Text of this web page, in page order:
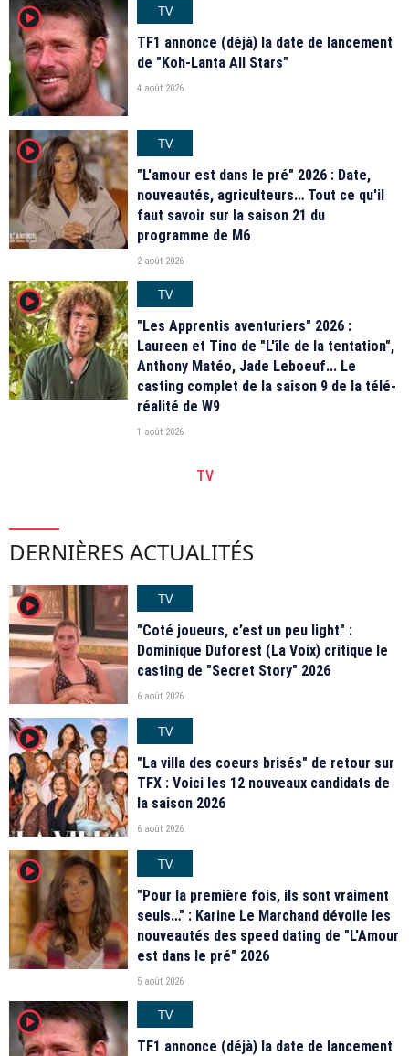
player2
TV
TF1 annonce (déjà) la date de lancement
de "Koh-Lanta All Stars"
4 août 2026
player2
TV
"L'amour est dans le pré" 2026 : Date,
nouveautés, agriculteurs… Tout ce qu'il
faut savoir sur la saison 21 du
programme de M6
2 août 2026
player2
TV
"Les Apprentis aventuriers" 2026 :
Laureen et Tino de "L'île de la tentation",
Anthony Matéo, Jade Leboeuf... Le
casting complet de la saison 9 de la télé-
réalité de W9
1 août 2026
TV
DERNIÈRES ACTUALITÉS
player2
TV
"Coté joueurs, c’est un peu light" :
Dominique Duforest (La Voix) critique le
casting de "Secret Story" 2026
6 août 2026
player2
TV
"La villa des coeurs brisés" de retour sur
TFX : Voici les 12 nouveaux candidats de
la saison 2026
6 août 2026
player2
TV
"Pour la première fois, ils sont vraiment
seuls…" : Karine Le Marchand dévoile les
nouveautés des speed dating de "L'Amour
est dans le pré" 2026
5 août 2026
player2
TV
TF1 annonce (déjà) la date de lancement